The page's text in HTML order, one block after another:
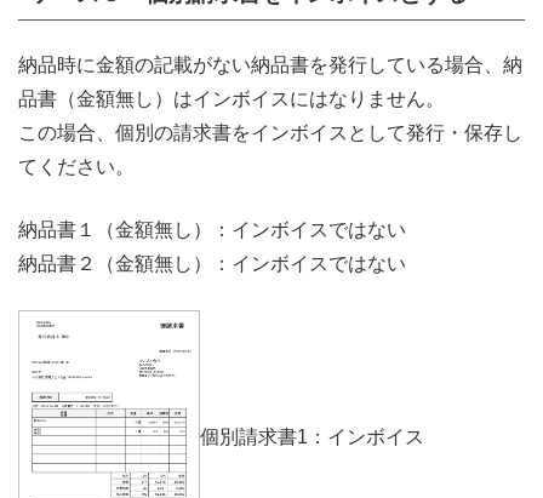
納品時に金額の記載がない納品書を発行している場合、納
品書（金額無し）はインボイスにはなりません。
この場合、個別の請求書をインボイスとして発行・保存し
てください。
納品書１（金額無し）：インボイスではない
納品書２（金額無し）：インボイスではない
個別請求書1：インボイス